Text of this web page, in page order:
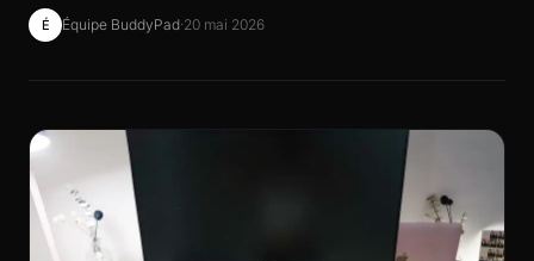
É Équipe BuddyPad·20 mai 2026